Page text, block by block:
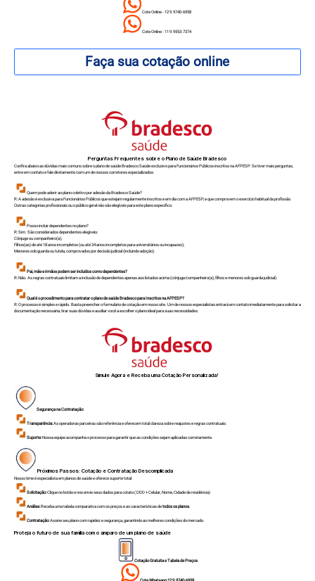
Cote Online - 12 9.9740-6958
Cote Online - 11 9.9553-7374
Faça sua cotação online
Perguntas Frequentes sobre o Plano de Saúde Bradesco
Confira abaixo as dúvidas mais comuns sobre o plano de saúde Bradesco Saúde exclusivo para Funcionários Públicos inscritos na AFPESP. Se tiver mais perguntas,
entre em contato e fale diretamente com um de nossos corretores especializados.
Quem pode aderir ao plano coletivo por adesão da Bradesco Saúde?
R: A adesão é exclusiva para Funcionários Públicos que estejam regularmente inscritos e em dia com a AFPESP, e que comprovem o exercício habitual da profissão.
Outras categorias profissionais ou o público geral não são elegíveis para este plano específico.
Posso incluir dependentes no plano?
R: Sim. São considerados dependentes elegíveis:
Cônjuge ou companheiro(a);
Filhos(as) de até 18 anos incompletos (ou até 24 anos incompletos para universitários ou incapazes);
Menores sob guarda ou tutela, comprovados por decisão judicial (incluindo adoção).
Pai, mãe e irmãos podem ser incluídos como dependentes?
R: Não. As regras contratuais limitam a inclusão de dependentes apenas aos listados acima (cônjuge/companheiro(a), filhos e menores sob guarda judicial).
Qual é o procedimento para contratar o plano de saúde Bradesco para Inscritos na AFPESP?
R: O processo é simples e rápido. Basta preencher o formulário de cotação em nosso site. Um de nossos especialistas entrará em contato imediatamente para solicitar a
documentação necessária, tirar suas dúvidas e auxiliar você a escolher o plano ideal para suas necessidades.
Simule Agora e Receba uma Cotação Personalizada!
Segurança na Contratação:
Transparência:As operadoras parceiras são referência e oferecem total clareza sobre reajustes e regras contratuais.
Suporte:Nossa equipe acompanha o processo para garantir que as condições sejam aplicadas corretamente.
Próximos Passos: Cotação e Contratação Descomplicada
Nosso time é especialista em planos de saúde e oferece suporte total:
Solicitação:Clique no botão e nos envie seus dados para cotato ( DDD + Celular, Nome, Cidade de residência)
Análise:Receba uma tabela comparativa com os preços e as características detodos os planos.
Contratação:Assine seu plano com rapidez e segurança, garantindo as melhores condições do mercado.
Proteja o futuro de sua família com o amparo de um plano de saúde
Cotação Gratuita e Tabela de Preços
Cote Whatsapp 12 9.9740-6958